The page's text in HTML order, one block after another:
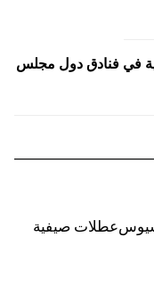
في فنادق دول مجلس
عطلات صيفية